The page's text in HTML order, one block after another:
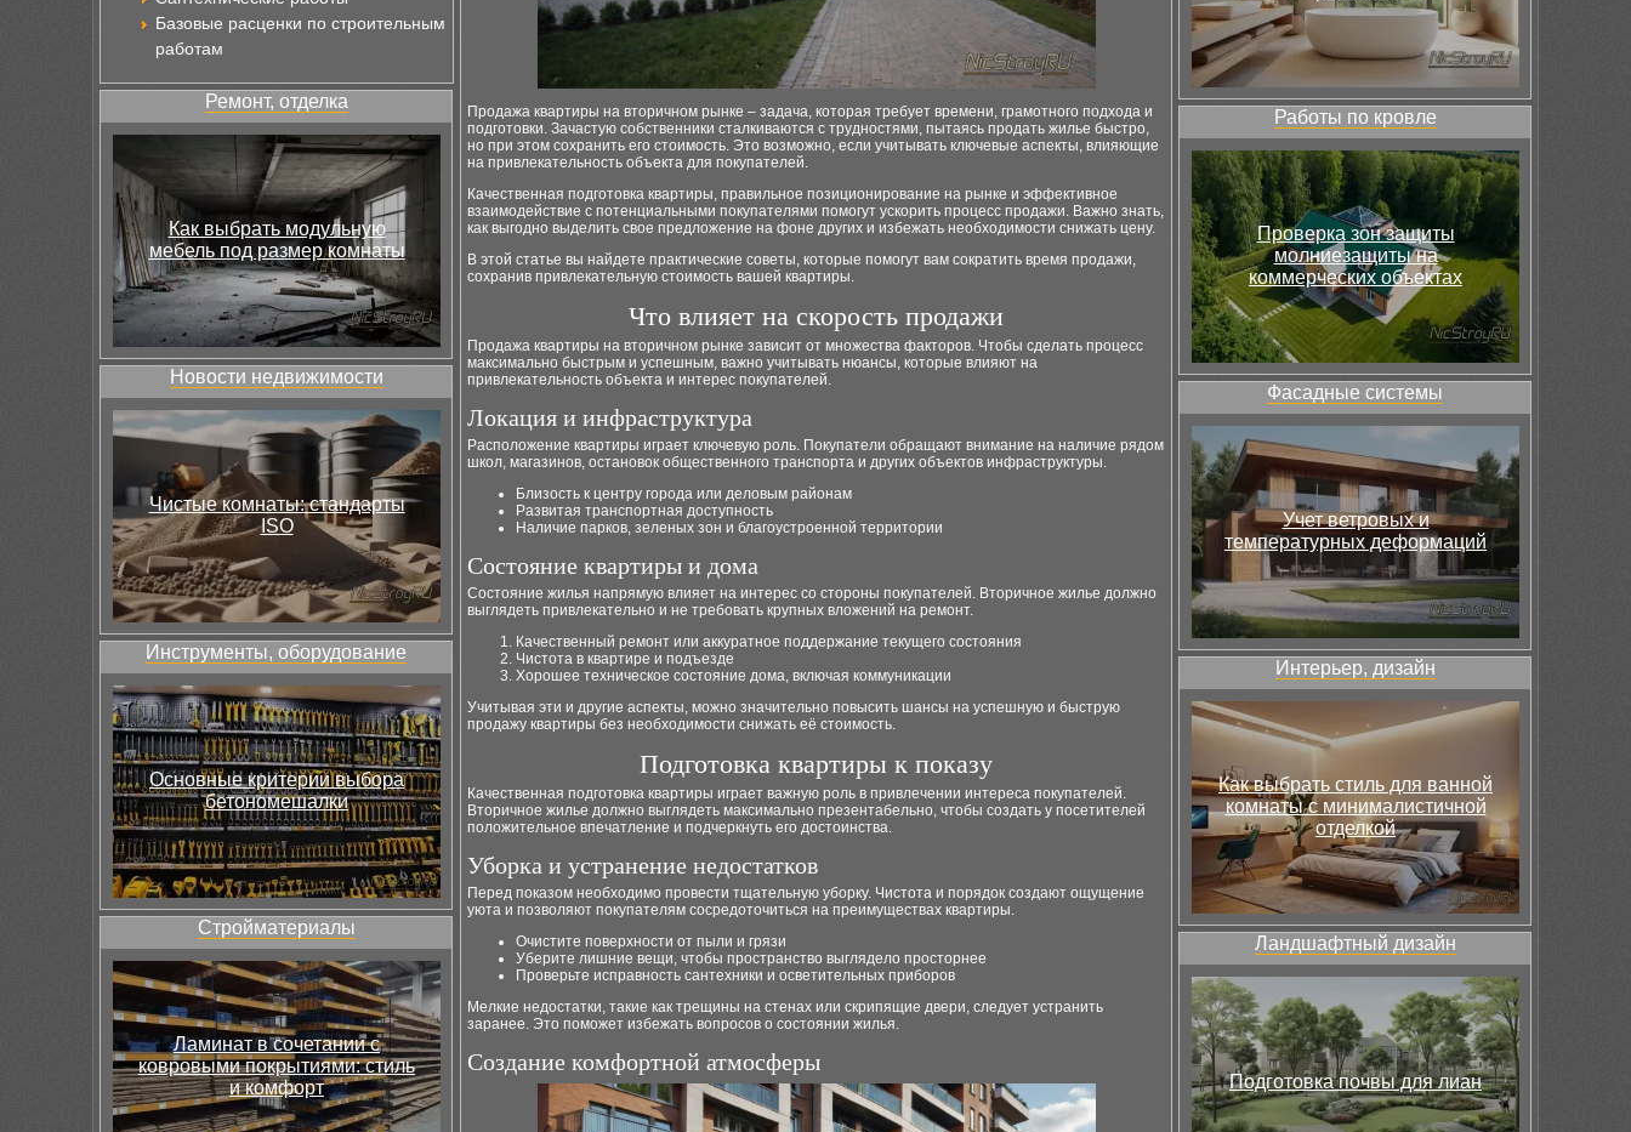
Базовые расценки по строительным
работам
Ремонт, отделка
Как выбрать модульную
мебель под размер комнаты
Новости недвижимости
Чистые комнаты: стандарты
ISO
Инструменты, оборудование
Основные критерии выбора
бетономешалки
Стройматериалы
Ламинат в сочетании с
ковровыми покрытиями: стиль
и комфорт
Продажа квартиры на вторичном рынке – задача, которая требует времени, грамотного подхода и
подготовки. Зачастую собственники сталкиваются с трудностями, пытаясь продать жилье быстро,
но при этом сохранить его стоимость. Это возможно, если учитывать ключевые аспекты, влияющие
на привлекательность объекта для покупателей.
Качественная подготовка квартиры, правильное позиционирование на рынке и эффективное
взаимодействие с потенциальными покупателями помогут ускорить процесс продажи. Важно знать,
как выгодно выделить свое предложение на фоне других и избежать необходимости снижать цену.
В этой статье вы найдете практические советы, которые помогут вам сократить время продажи,
сохранив привлекательную стоимость вашей квартиры.
Что влияет на скорость продажи
Продажа квартиры на вторичном рынке зависит от множества факторов. Чтобы сделать процесс
максимально быстрым и успешным, важно учитывать нюансы, которые влияют на
привлекательность объекта и интерес покупателей.
Локация и инфраструктура
Расположение квартиры играет ключевую роль. Покупатели обращают внимание на наличие рядом
школ, магазинов, остановок общественного транспорта и других объектов инфраструктуры.
Близость к центру города или деловым районам
Развитая транспортная доступность
Наличие парков, зеленых зон и благоустроенной территории
Состояние квартиры и дома
Состояние жилья напрямую влияет на интерес со стороны покупателей. Вторичное жилье должно
выглядеть привлекательно и не требовать крупных вложений на ремонт.
Качественный ремонт или аккуратное поддержание текущего состояния
Чистота в квартире и подъезде
Хорошее техническое состояние дома, включая коммуникации
Учитывая эти и другие аспекты, можно значительно повысить шансы на успешную и быструю
продажу квартиры без необходимости снижать её стоимость.
Подготовка квартиры к показу
Качественная подготовка квартиры играет важную роль в привлечении интереса покупателей.
Вторичное жилье должно выглядеть максимально презентабельно, чтобы создать у посетителей
положительное впечатление и подчеркнуть его достоинства.
Уборка и устранение недостатков
Перед показом необходимо провести тщательную уборку. Чистота и порядок создают ощущение
уюта и позволяют покупателям сосредоточиться на преимуществах квартиры.
Очистите поверхности от пыли и грязи
Уберите лишние вещи, чтобы пространство выглядело просторнее
Проверьте исправность сантехники и осветительных приборов
Мелкие недостатки, такие как трещины на стенах или скрипящие двери, следует устранить
заранее. Это поможет избежать вопросов о состоянии жилья.
Создание комфортной атмосферы
Работы по кровле
Проверка зон защиты
молниезащиты на
коммерческих объектах
Фасадные системы
Учет ветровых и
температурных деформаций
Интерьер, дизайн
Как выбрать стиль для ванной
комнаты с минималистичной
отделкой
Ландшафтный дизайн
Подготовка почвы для лиан